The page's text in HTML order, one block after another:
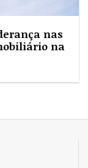
nas
na